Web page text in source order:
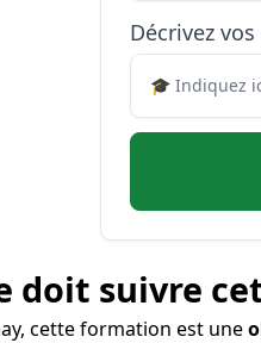
Décrivez
doit suivre
cette formation est une